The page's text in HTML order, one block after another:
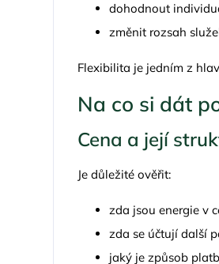
dohodnout
změnit rozsah
Flexibilita je jedním z
Na co si dát
Cena a její
Je důležité ověřit:
zda jsou energie v
zda se účtují další
jaký je způsob